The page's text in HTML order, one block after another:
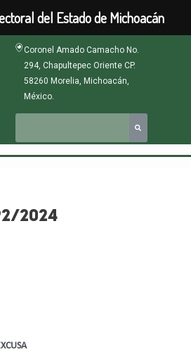
Coronel Amado Camacho No.
294, Chapultepec Oriente CP.
58260 Morelia, Michoacán,
México.
2024
del Estado de Michoacán